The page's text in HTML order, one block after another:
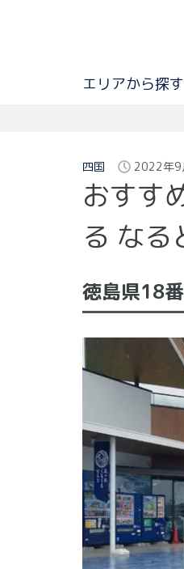
エリアから探す
四国 2022年9
おすす
る なる
徳島県18